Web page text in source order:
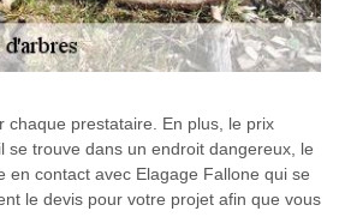
prestataire. En plus, le prix
se trouve dans un endroit dangereux, le
en contact avec Elagage Fallone qui se
le devis pour votre projet afin que vous